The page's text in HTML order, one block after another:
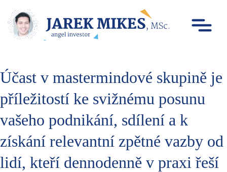
Účast v mastermindové skupině je
příležitostí ke svižnému posunu
vašeho podnikání, sdílení a k
získání relevantní zpětné vazby od
lidí, kteří dennodenně v praxi řeší